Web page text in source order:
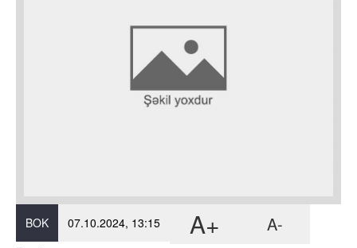
BOK 07.10.2024, 13:15 A+ A-